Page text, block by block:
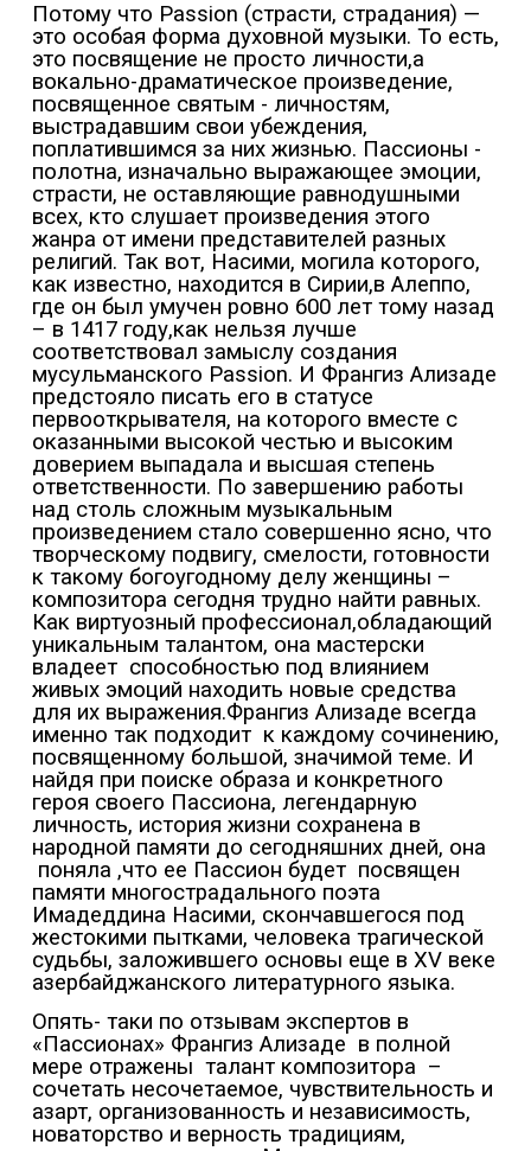
Потому что Passion (страсти, страдания) —
это особая форма духовной музыки. То есть,
это посвящение не просто личности,а
вокально-драматическое произведение,
посвященное святым - личностям,
выстрадавшим свои убеждения,
поплатившимся за них жизнью. Пассионы -
полотна, изначально выражающее эмоции,
страсти, не оставляющие равнодушными
всех, кто слушает произведения этого
жанра от имени представителей разных
религий. Так вот, Насими, могила которого,
как известно, находится в Сирии,в Алеппо,
где он был умучен ровно 600 лет тому назад
– в 1417 году,как нельзя лучше
соответствовал замыслу создания
мусульманского Passion. И Франгиз Ализаде
предстояло писать его в статусе
первооткрывателя, на которого вместе с
оказанными высокой честью и высоким
доверием выпадала и высшая степень
ответственности. По завершению работы
над столь сложным музыкальным
произведением стало совершенно ясно, что
творческому подвигу, смелости, готовности
к такому богоугодному делу женщины –
композитора сегодня трудно найти равных.
Как виртуозный профессионал,обладающий
уникальным талантом, она мастерски
владеет способностью под влиянием
живых эмоций находить новые средства
для их выражения.Франгиз Ализаде всегда
именно так подходит к каждому сочинению,
посвященному большой, значимой теме. И
найдя при поиске образа и конкретного
героя своего Пассиона, легендарную
личность, история жизни сохранена в
народной памяти до сегодняшних дней, она
поняла ,что ее Пассион будет посвящен
памяти многострадального поэта
Имадеддина Насими, скончавшегося под
жестокими пытками, человека трагической
судьбы, заложившего основы еще в XV веке
азербайджанского литературного языка.
Опять- таки по отзывам экспертов в
«Пассионах» Франгиз Ализаде в полной
мере отражены талант композитора –
сочетать несочетаемое, чувствительность и
азарт, организованность и независимость,
новаторство и верность традициям,